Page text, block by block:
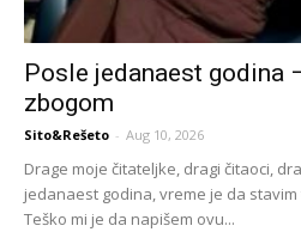
Posle jedanaest godina
zbogom
Sito&Rešeto - Aug 10, 2026
Drage moje čitateljke, dragi čitaoci,
jedanaest godina, vreme je da stavim
Teško mi je da napišem ovu...